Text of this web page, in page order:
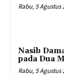
Rabu, 5 Agustus
Nasib
pada Dua
Rabu, 5 Agustus